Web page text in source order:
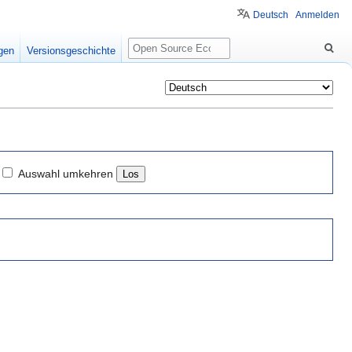
Auswahl umkehren
Deutsch Anmelden
Versionsgeschichte
Suche